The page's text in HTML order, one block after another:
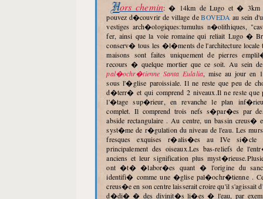
Hors chemin: � 14km de Lugo et � 3km
pouvez d�couvrir de village deBOVEDA au sein
vestiges arch�ologiques:tumulus n�olithiques,
fer, ainsi que la voie romaine qui reliait Lugo �
conserv� tous les �l�ments de l'architecture locale
maisons sont faites uniquement de pierres
recours � quelque mortier que ce soit. Au sein
pal�ochr�tienne Santa Eulalia, mise au jour en
sous l'�glise paroissiale. Il ne reste que peu de
d�terr� et qui comprend 2 niveaux.Il ne reste que
l'�tage sup�rieur, en revanche le plan
complet. Il comprend trois nefs s�par�es par
abside rectangulaire . Au centre, un bassin
syst�me de r�gulation du niveau de l'eau. Les
fresques exquises r�alis�es au IVe si�cle
principalement des oiseaux.Les bas-reliefs de
anciens et leur signification plus
ont �t� �labor�es quant � l'origine du
identifi� comme une �glise pal�ochr�tienne .
creus�e en son centre laisserait croire qu'il s'agissait
d�di� � des divinit�s li�es � l'eau, par